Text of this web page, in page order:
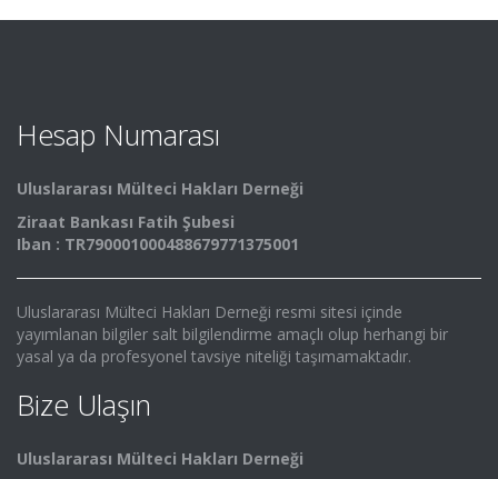
Hesap Numarası
Uluslararası Mülteci Hakları Derneği
Ziraat Bankası Fatih Şubesi
Iban : TR790001000488679771375001
Uluslararası Mülteci Hakları Derneği resmi sitesi içinde
yayımlanan bilgiler salt bilgilendirme amaçlı olup herhangi bir
yasal ya da profesyonel tavsiye niteliği taşımamaktadır.
Bize Ulaşın
Uluslararası Mülteci Hakları Derneği